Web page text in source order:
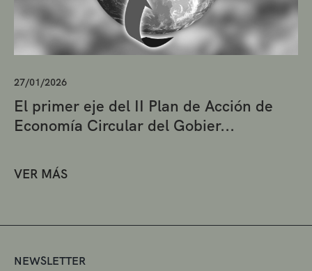
27/01/2026
El primer eje del II Plan de Acción de
Economía Circular del Gobier...
VER MÁS
NEWSLETTER